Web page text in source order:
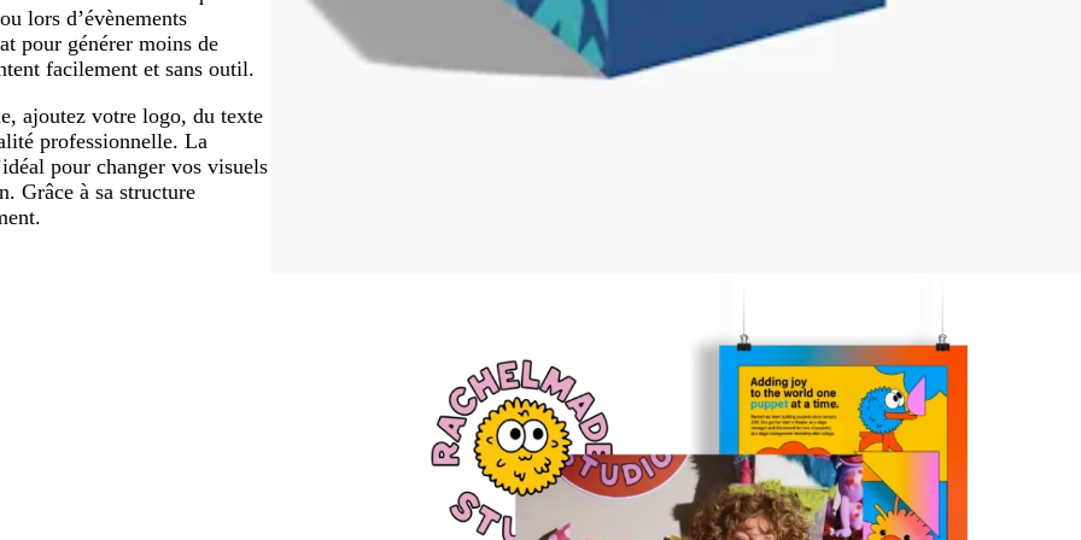
lors d’évènements
pour générer moins de
facilement et sans outil.
ajoutez votre logo, du texte
professionnelle. La
pour changer vos visuels
Grâce à sa structure